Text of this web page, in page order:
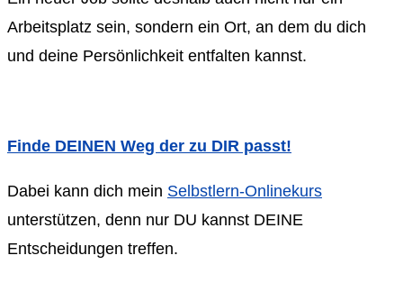
Arbeitsplatz sein, sondern ein Ort, an dem du dich
und deine Persönlichkeit entfalten kannst.
Finde DEINEN Weg der zu DIR passt!
Dabei kann dich mein Selbstlern-Onlinekurs
unterstützen, denn nur DU kannst DEINE
Entscheidungen treffen.